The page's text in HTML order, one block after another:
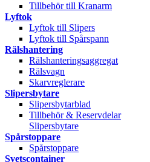
Tillbehör till Kranarm
Lyftok
Lyftok till Slipers
Lyftok till Spårspann
Rälshantering
Rälshanteringsaggregat
Rälsvagn
Skarvreglerare
Slipersbytare
Slipersbytarblad
Tillbehör & Reservdelar
Slipersbytare
Spårstoppare
Spårstoppare
Svetscontainer